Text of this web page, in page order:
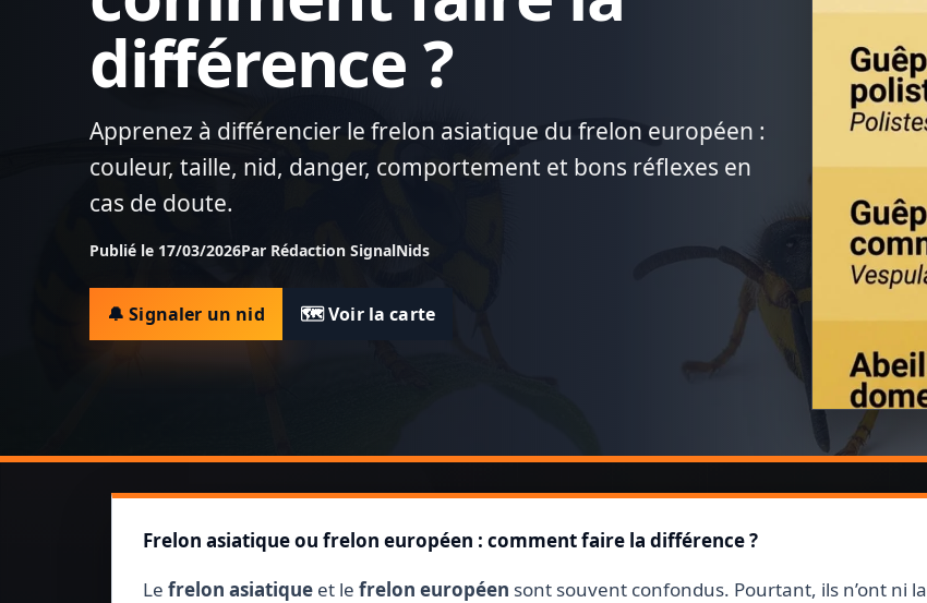
différence ?
Apprenez à différencier le frelon asiatique du frelon européen :
couleur, taille, nid, danger, comportement et bons réflexes en
cas de doute.
Publié le 17/03/2026Par Rédaction SignalNids
🔔 Signaler un nid 🗺️ Voir la carte
Frelon asiatique ou frelon européen : comment faire la différence ?
Le frelon asiatique et le frelon européen sont souvent confondus. Pourtant, ils n’ont ni la